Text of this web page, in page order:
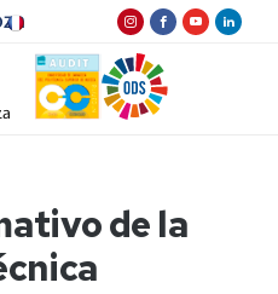
de la